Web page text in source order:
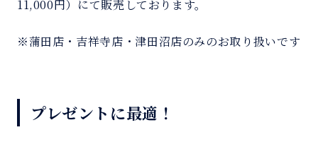
11,000円）にて販売しております。
※蒲田店・吉祥寺店・津田沼店のみのお取り扱いです
プレゼントに最適！